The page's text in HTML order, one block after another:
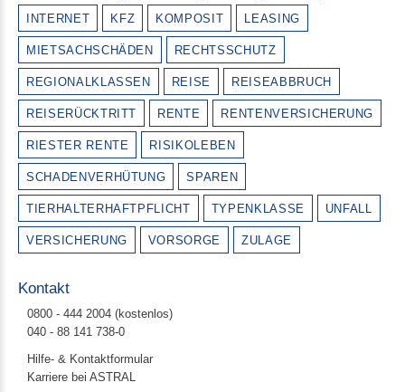
INTERNET KFZ KOMPOSIT LEASING
MIETSACHSCHÄDEN RECHTSSCHUTZ
REGIONALKLASSEN REISE REISEABBRUCH
REISERÜCKTRITT RENTE RENTENVERSICHERUNG
RIESTER RENTE RISIKOLEBEN
SCHADENVERHÜTUNG SPAREN
TIERHALTERHAFTPFLICHT TYPENKLASSE UNFALL
VERSICHERUNG VORSORGE ZULAGE
Kontakt
0800 - 444 2004 (kostenlos)
040 - 88 141 738-0
Hilfe- & Kontaktformular
Karriere bei ASTRAL